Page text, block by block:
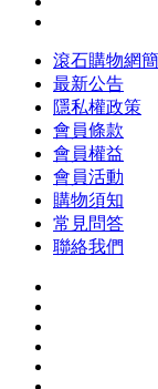
滾石購物網
最新公告
隱私權政策
會員條款
會員權益
會員活動
購物須知
常見問答
聯絡我們